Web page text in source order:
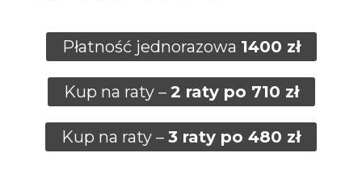
Płatność jednorazowa 1400 zł
Kup na raty – 2 raty po 710 zł
Kup na raty – 3 raty po 480 zł